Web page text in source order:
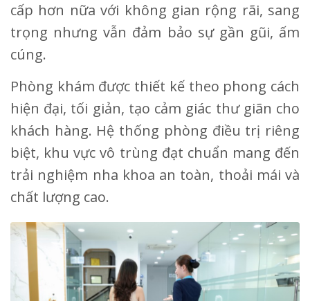
cấp hơn nữa với không gian rộng rãi, sang
trọng nhưng vẫn đảm bảo sự gần gũi, ấm
cúng.
Phòng khám được thiết kế theo phong cách
hiện đại, tối giản, tạo cảm giác thư giãn cho
khách hàng. Hệ thống phòng điều trị riêng
biệt, khu vực vô trùng đạt chuẩn mang đến
trải nghiệm nha khoa an toàn, thoải mái và
chất lượng cao.